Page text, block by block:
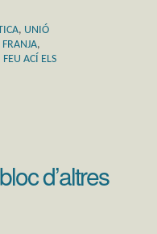
, UNIÓ
FRANJA,
FEU ACÍ ELS
d’altres